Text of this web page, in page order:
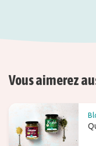
Vous aimerez